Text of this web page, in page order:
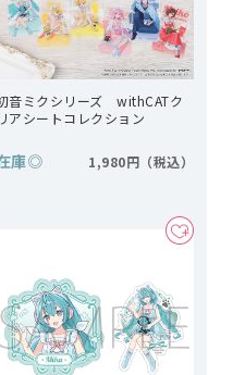
音ミクシリーズ withCATク
リアシートコレクション
庫◎ 1,980円